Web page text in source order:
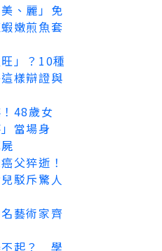
、麗」免
嫩煎魚套
」？10種
樣辯證與
48歲女
當場身
父猝逝！
駁斥驚人
藝術家齊
不起？ 學